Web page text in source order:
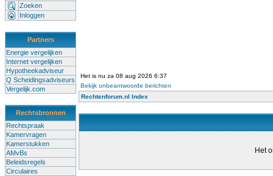
Zoeken
Inloggen
Partners
Energie vergelijken
Internet vergelijken
Hypotheekadviseur
Q Scheidingsadviseurs
Vergelijk.com
Rechtsbronnen
Rechtspraak
Kamervragen
Kamerstukken
AMvBs
Beleidsregels
Circulaires
Het is nu za 08 aug 2026 6:37
Bekijk onbeantwoorde berichten
Rechtenforum.nl Index
Het